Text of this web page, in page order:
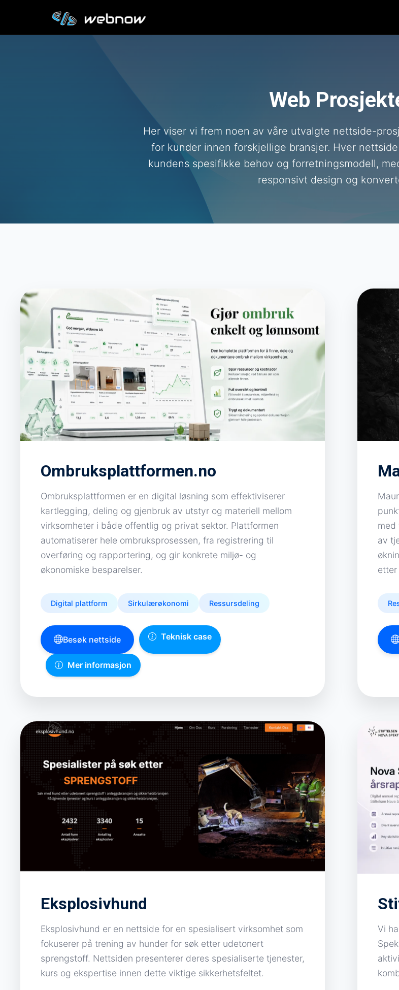
Web
Her viser vi frem noen av våre utvalgte nettside-
for kunder innen forskjellige bransjer. Hver
kundens spesifikke behov og forretningsmodell,
responsivt design og
Ombruksplattformen.no
Ombruksplattformen er en digital løsning som effektiviserer
kartlegging, deling og gjenbruk av utstyr og materiell mellom
virksomheter i både offentlig og privat sektor. Plattformen
automatiserer hele ombruksprosessen, fra registrering til
overføring og rapportering, og gir konkrete miljø- og
økonomiske besparelser.
Digital plattform Sirkulærøkonomi Ressursdeling
Besøk nettside Teknisk case
Mer informasjon
med
av
etter
Eksplosivhund
Eksplosivhund er en nettside for en spesialisert virksomhet som
fokuserer på trening av hunder for søk etter udetonert
sprengstoff. Nettsiden presenterer deres spesialiserte tjenester,
kurs og ekspertise innen dette viktige sikkerhetsfeltet.
Vi